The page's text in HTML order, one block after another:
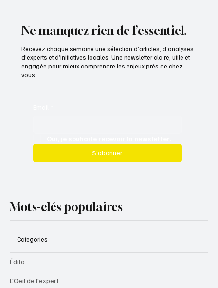
Ne manquez rien de l’essentiel.
Recevez chaque semaine une sélection d’articles, d’analyses
d’experts et d’initiatives locales. Une newsletter claire, utile et
engagée pour mieux comprendre les enjeux près de chez
vous.
S’abonner
Mots-clés populaires
Categories
Édito
L'Oeil de l'expert